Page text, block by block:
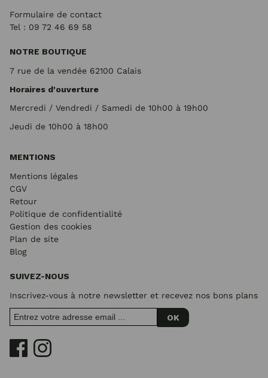
Formulaire de contact
Tel : 09 72 46 69 58
NOTRE BOUTIQUE
7 rue de la vendée 62100 Calais
Horaires d'ouverture
Mercredi / Vendredi / Samedi de 10h00 à 19h00
Jeudi de 10h00 à 18h00
MENTIONS
Mentions légales
CGV
Retour
Politique de confidentialité
Gestion des cookies
Plan de site
Blog
SUIVEZ-NOUS
Inscrivez-vous à notre newsletter et recevez nos bons plans
OK